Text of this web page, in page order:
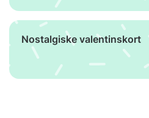
Nostalgiske valentinskort